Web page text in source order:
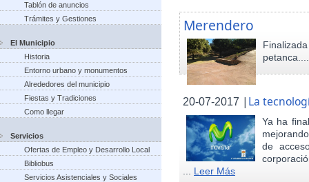
Tablón de anuncios
Trámites y Gestiones
El Municipio
Historia
Entorno urbano y monumentos
Alrededores del municipio
Fiestas y Tradiciones
Como llegar
Servicios
Ofertas de Empleo y Desarrollo Local
Bibliobus
Servicios Asistenciales y Sociales
Merendero
20-07-2017 | La
Ya ha
de
Leer Más